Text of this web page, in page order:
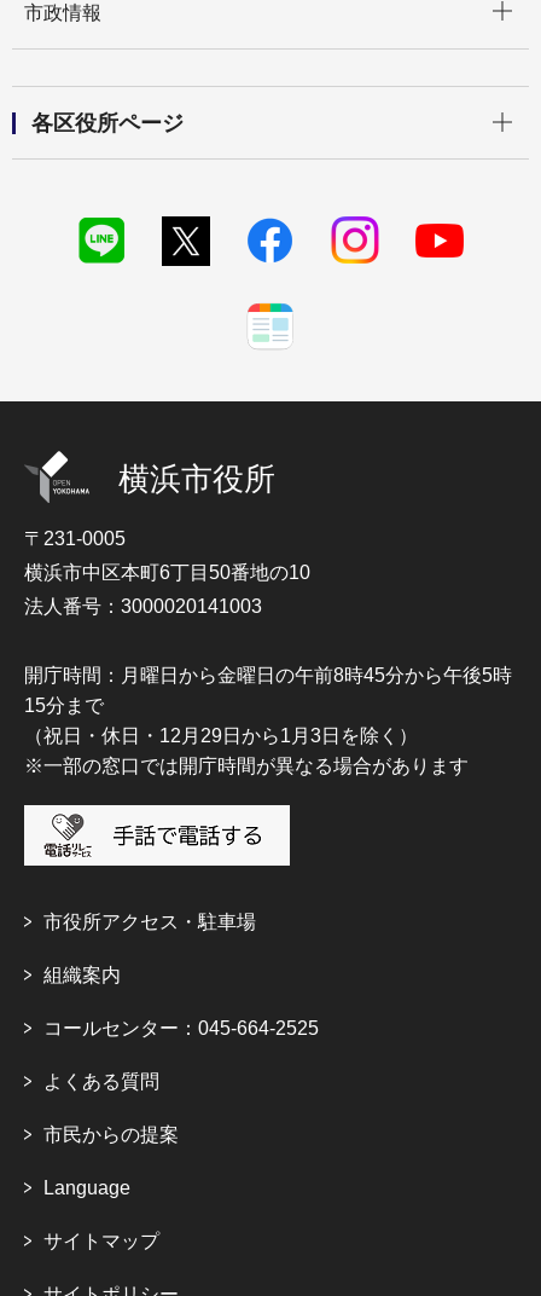
市政情報
各区役所ページ
横浜市役所
〒231-0005
横浜市中区本町6丁目50番地の10
法人番号：3000020141003
開庁時間：月曜日から金曜日の午前8時45分から午後5時
15分まで
（祝日・休日・12月29日から1月3日を除く）
※一部の窓口では開庁時間が異なる場合があります
市役所アクセス・駐車場
組織案内
コールセンター：045-664-2525
よくある質問
市民からの提案
Language
サイトマップ